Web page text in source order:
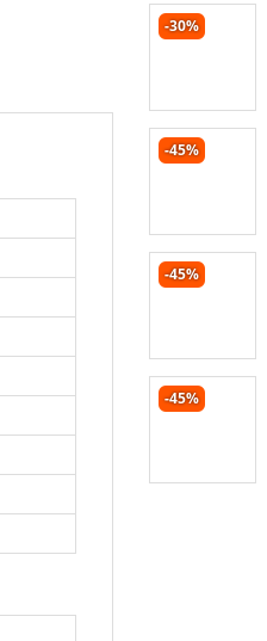
-30%
-45%
-45%
-45%